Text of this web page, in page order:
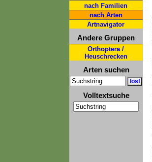
nach Familien
nach Arten
Artnavigator
Andere Gruppen
Orthoptera /
Heuschrecken
Arten suchen
Volltextsuche